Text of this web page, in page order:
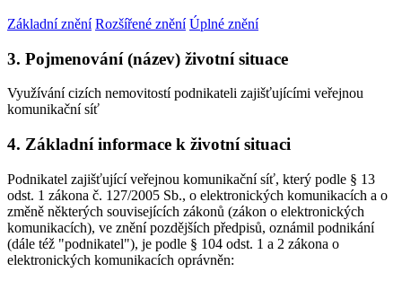
Základní znění Rozšířené znění Úplné znění
3. Pojmenování (název) životní situace
Využívání cizích nemovitostí podnikateli zajišťujícími veřejnou
komunikační síť
4. Základní informace k životní situaci
Podnikatel zajišťující veřejnou komunikační síť, který podle § 13
odst. 1 zákona č. 127/2005 Sb., o elektronických komunikacích a o
změně některých souvisejících zákonů (zákon o elektronických
komunikacích), ve znění pozdějších předpisů, oznámil podnikání
(dále též "podnikatel"), je podle § 104 odst. 1 a 2 zákona o
elektronických komunikacích oprávněn: